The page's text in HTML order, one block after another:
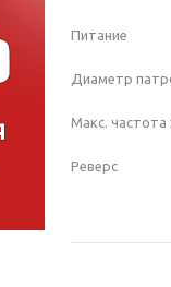
Питание
Диаметр
Макс.
Реверс